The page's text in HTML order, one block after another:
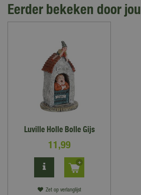
Eerder bekeken door jou
Luville Holle Bolle Gijs
11,99
Zet op verlanglijst